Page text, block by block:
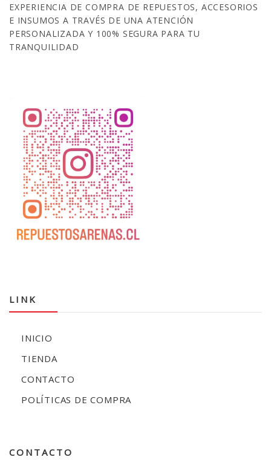
EXPERIENCIA DE COMPRA DE REPUESTOS, ACCESORIOS
E INSUMOS A TRAVÉS DE UNA ATENCIÓN
PERSONALIZADA Y 100% SEGURA PARA TU
TRANQUILIDAD
LINK
INICIO
TIENDA
CONTACTO
POLÍTICAS DE COMPRA
CONTACTO